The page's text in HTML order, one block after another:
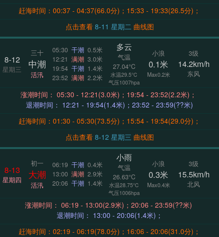
赶海时间：00:37 - 04:37(66.0分)；15:33 - 19:33(26.5分)；
点击查看
8-11 星期二 曲线图
8-12
星期三
三十
中潮
活汛
05:30 干潮 0.5米
12:21 满潮 3.0米
19:54 干潮 1.4米
23:52 满潮 2.2米
多云
气温
27.04°C
水温29.5°C
气压1007hpa
小浪
0.1米
Max0.2米
3级
14.2km/h
东风
涨潮时间： 05:30 - 12:21(3.0米)；19:54 - 23:52(2.2米)；
退潮时间： 12:21 - 19:54(1.4米)；23:52 - 23:59(??米)
赶海时间：01:30 - 05:30(73.5分)；15:54 - 19:54(29.0分)；
点击查看
8-12 星期三 曲线图
8-13
星期四
初一
大潮
活汛
06:19 干潮 0.4米
13:00 满潮 2.9米
20:06 干潮 1.4米
小雨
气温
26.63°C
水温28.75°C
气压1006hpa
小浪
0.3米
Max0.4米
3级
15.5km/h
北风
涨潮时间： 06:19 - 13:00(2.9米)；20:06 - 23:59(??米)
退潮时间： 13:00 - 20:06(1.4米)；
赶海时间：02:19 - 06:19(78.0分)；16:06 - 20:06(31.0分)；